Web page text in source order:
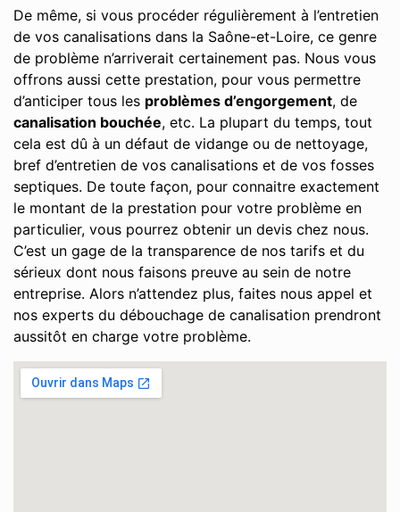
De même, si vous procéder régulièrement à l’entretien
de vos canalisations dans la Saône-et-Loire, ce genre
de problème n’arriverait certainement pas. Nous vous
offrons aussi cette prestation, pour vous permettre
d’anticiper tous les problèmes d’engorgement, de
canalisation bouchée, etc. La plupart du temps, tout
cela est dû à un défaut de vidange ou de nettoyage,
bref d’entretien de vos canalisations et de vos fosses
septiques. De toute façon, pour connaitre exactement
le montant de la prestation pour votre problème en
particulier, vous pourrez obtenir un devis chez nous.
C’est un gage de la transparence de nos tarifs et du
sérieux dont nous faisons preuve au sein de notre
entreprise. Alors n’attendez plus, faites nous appel et
nos experts du débouchage de canalisation prendront
aussitôt en charge votre problème.